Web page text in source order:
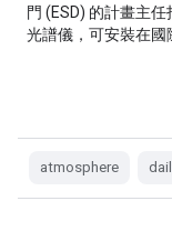
門 (ESD) 的計畫主
光譜儀，可安裝在國
atmosphere